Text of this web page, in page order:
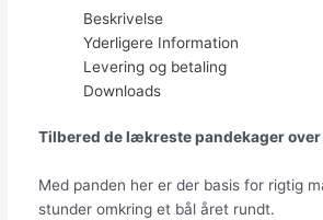
Beskrivelse
Yderligere Information
Levering og betaling
Downloads
Tilbered de lækreste pandekager over
Med panden her er der basis for rigtig
stunder omkring et bål året rundt.